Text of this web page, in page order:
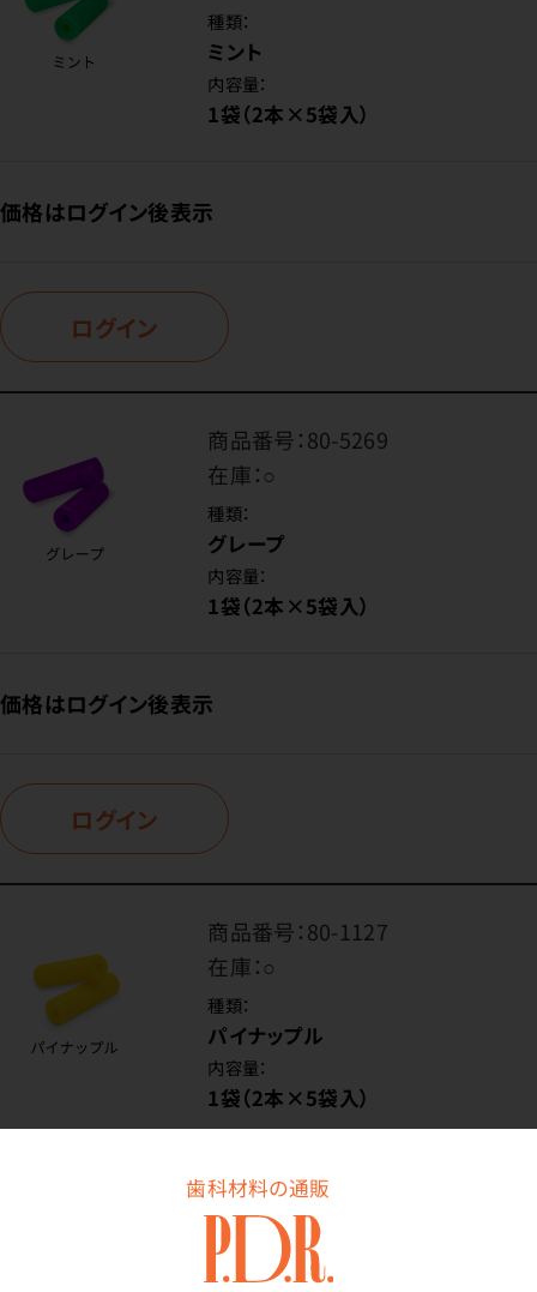
歯科材料の通販
種類：
ミント
内容量：
1袋（2本×5袋入）
価格はログイン後表示
ログイン
商品番号：80-5269
在庫：○
種類：
グレープ
内容量：
1袋（2本×5袋入）
価格はログイン後表示
ログイン
商品番号：80-1127
在庫：○
種類：
パイナップル
内容量：
1袋（2本×5袋入）
価格はログイン後表示